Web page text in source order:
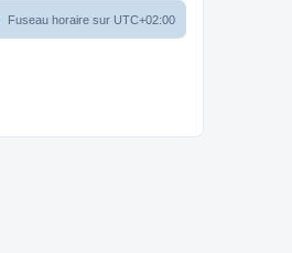
Fuseau horaire sur UTC+02:00